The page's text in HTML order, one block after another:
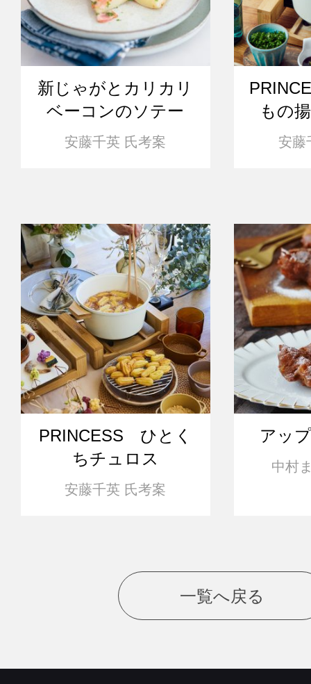
新じゃがとカリカリ
ベーコンのソテー
安藤千英 氏考案
もの
安藤
PRINCESS ひとく
ちチュロス
安藤千英 氏考案
アッ
中村
一覧へ戻る